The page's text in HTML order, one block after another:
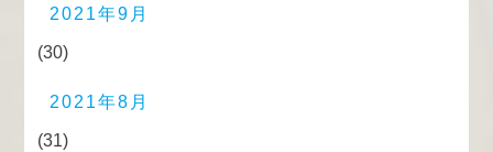
2021年9月
(30)
2021年8月
(31)